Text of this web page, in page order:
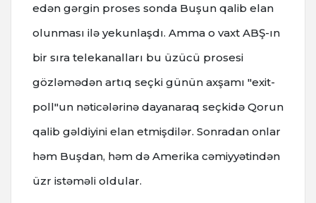
edən gərgin proses sonda Buşun qalib elan
olunması ilə yekunlaşdı. Amma o vaxt ABŞ-ın
bir sıra telekanalları bu üzücü prosesi
gözləmədən artıq seçki günün axşamı "exit-
poll"un nəticələrinə dayanaraq seçkidə Qorun
qalib gəldiyini elan etmişdilər. Sonradan onlar
həm Buşdan, həm də Amerika cəmiyyətindən
üzr istəməli oldular.